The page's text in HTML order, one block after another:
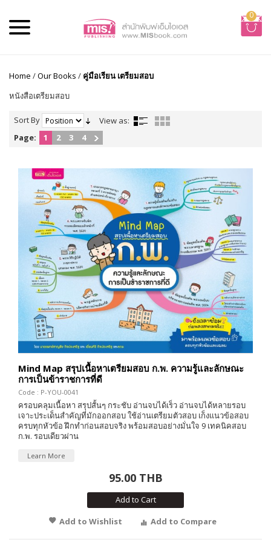
0
Home /Our Books / คู่มือเรียน เตรียมสอบ
หนังสือเตรียมสอบ
Sort By
View as:
Page:
1 2 3 4
Mind Map สรุปเนื้อหาเตรียมสอบ ก.พ. ความรู้และลักษณะ
การเป็นข้าราชการที่ดี
Code : P-YOU-0041
ครอบคลุมเนื้อหา สรุปสั้นๆ กระชับ อ่านจบได้เร็ว อ่านจบได้หลายรอบ
เจาะประเด็นสำคัญที่มักออกสอบ ใช้อ่านเตรียมตัวสอบ เก็งแนวข้อสอบ
ครบทุกหัวข้อ ฝึกทำก่อนสอบจริง พร้อมสอบอย่างมั่นใจ 9 เทคนิคสอบ
ก.พ. รอบเดียวผ่าน
Learn More
95.00 THB
Add to Cart
Add to Wishlist
Add to Compare